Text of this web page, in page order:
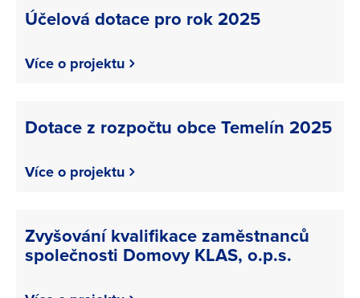
Účelová dotace pro rok 2025
Více o projektu
Dotace z rozpočtu obce Temelín 2025
Více o projektu
Zvyšování kvalifikace zaměstnanců
společnosti Domovy KLAS, o.p.s.